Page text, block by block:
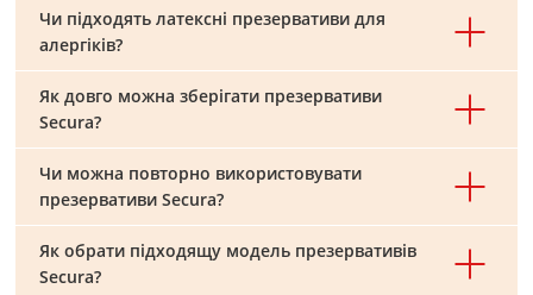
Чи підходять латексні презервативи для
алергіків?
Як довго можна зберігати презервативи
Secura?
Чи можна повторно використовувати
презервативи Secura?
Як обрати підходящу модель презервативів
Secura?